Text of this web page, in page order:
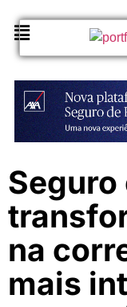
Seguro
na
mais